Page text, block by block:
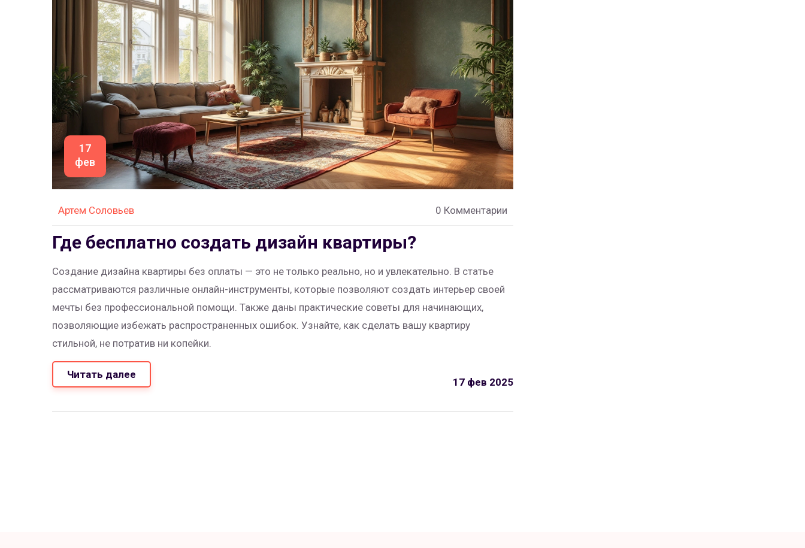
17
фев
Артем Соловьев 0 Комментарии
Где бесплатно создать дизайн квартиры?
Создание дизайна квартиры без оплаты — это не только реально, но и увлекательно. В статье
рассматриваются различные онлайн-инструменты, которые позволяют создать интерьер своей
мечты без профессиональной помощи. Также даны практические советы для начинающих,
позволяющие избежать распространенных ошибок. Узнайте, как сделать вашу квартиру
стильной, не потратив ни копейки.
Читать далее
17 фев 2025